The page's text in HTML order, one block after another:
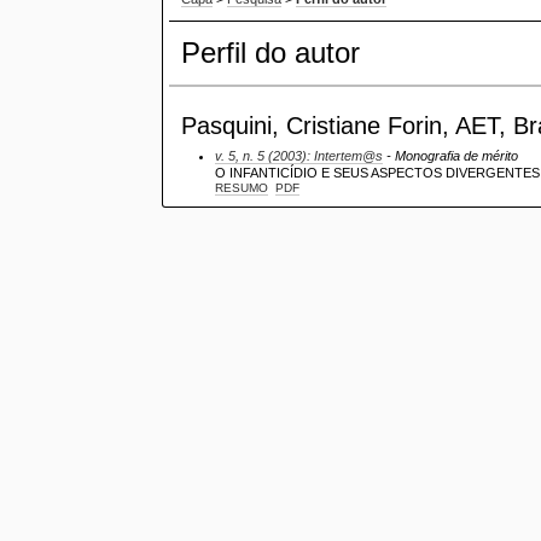
Perfil do autor
Pasquini, Cristiane Forin, AET,
v. 5, n. 5 (2003): Intertem@s - Monografia de mérito
O INFANTICÍDIO E SEUS ASPECTOS DIVERGENTES
RESUMO PDF